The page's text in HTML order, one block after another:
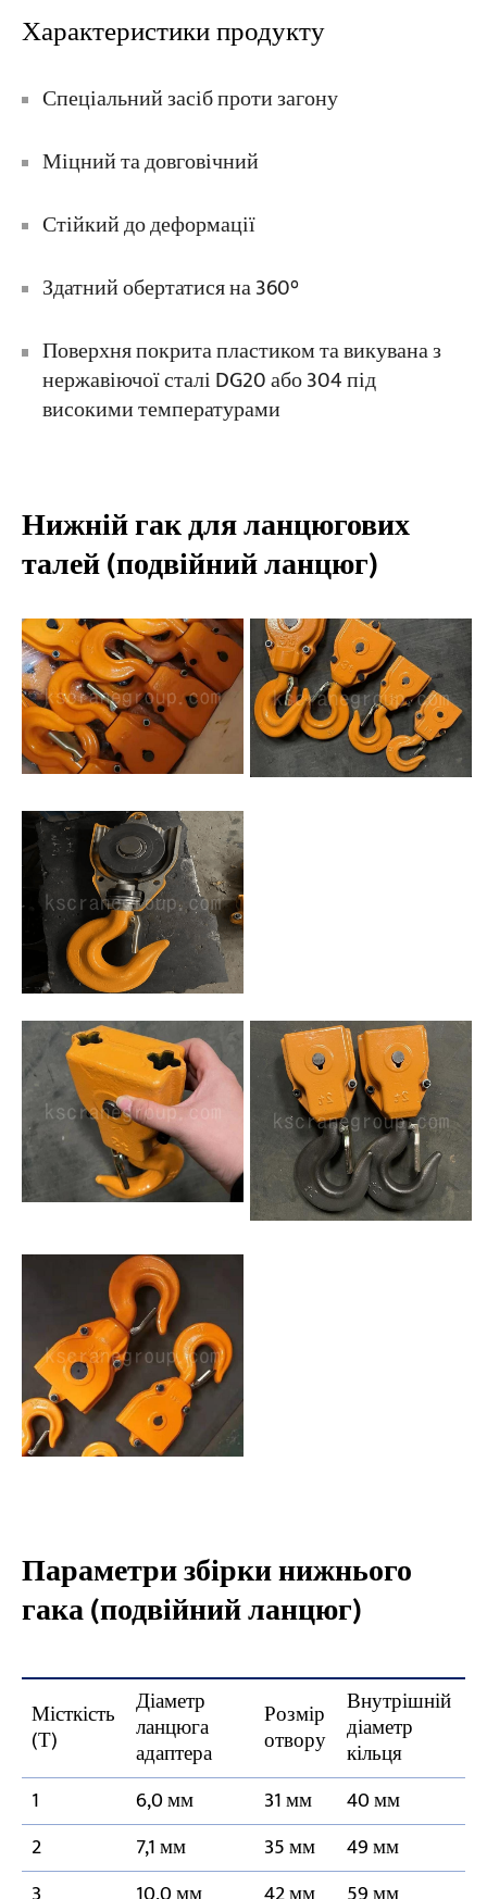
Характеристики продукту
Спеціальний засіб проти загону
Міцний та довговічний
Стійкий до деформації
Здатний обертатися на 360°
Поверхня покрита пластиком та викувана з
нержавіючої сталі DG20 або 304 під
високими температурами
Нижній гак для ланцюгових
талей (подвійний ланцюг)
Параметри збірки нижнього
гака (подвійний ланцюг)
Місткість
(Т)
Діаметр
ланцюга
адаптера
Розмір
отвору
Внутрішній
діаметр
кільця
1
6,0 мм 31 мм
40 мм
2
7,1 мм 35 мм
49 мм